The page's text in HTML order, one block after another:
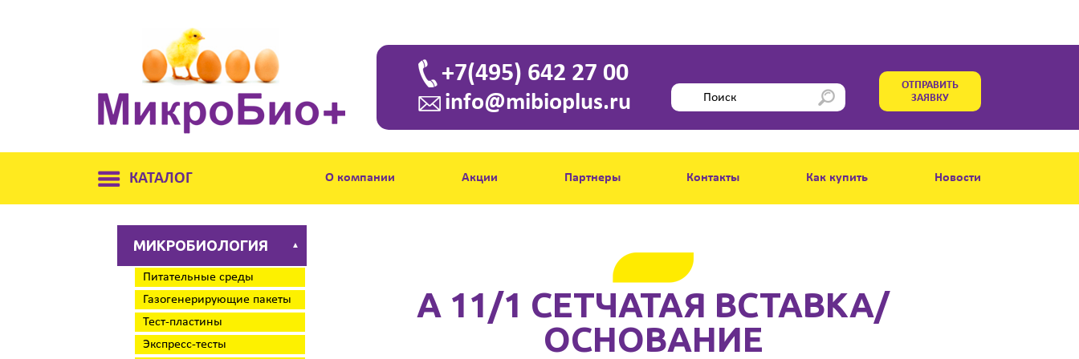
+7(495) 642 27 00
info@mibioplus.ru
ОТПРАВИТЬ
ЗАЯВКУ
КАТАЛОГ О компании Акции Партнеры Контакты Как купить Новости
МИКРОБИОЛОГИЯ ▲
Питательные среды
Газогенерирующие пакеты
Тест-пластины
Экспресс-тесты
A 11/1 СЕТЧАТАЯ ВСТАВКА/
ОСНОВАНИЕ